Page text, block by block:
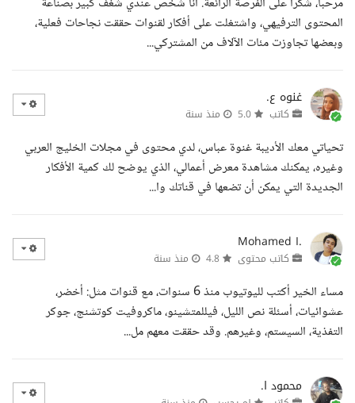
المحتوى الترفيهي، واشتغلت على أفكار لقنوات حققت نجاحات فعلية،
وبعضها تجاوزت مئات الآلاف من المشتركي...
غنوه ع.
كاتب منذ سنة
تحياتي معك الأديبة غنوة عباس، لدي محتوى في مجلات الخليج العربي
وغيره، يمكنك مشاهدة معرض أعمالي، الذي يوضح لك كمية الأفكار
الجديدة التي يمكن أن تضعها في قناتك وا...
Mohamed I.
كاتب محتوى منذ سنة
مساء الخير أكتب لليوتيوب منذ 6 سنوات، مع قنوات مثل: أخضر،
عشوائيات، أسئلة نص الليل، فيللمتشينو، ماكروفيت كوتشنج، جوكر
التفذية، السيستم، وغيرهم. وقد حققت معهم مل...
محمود ا.